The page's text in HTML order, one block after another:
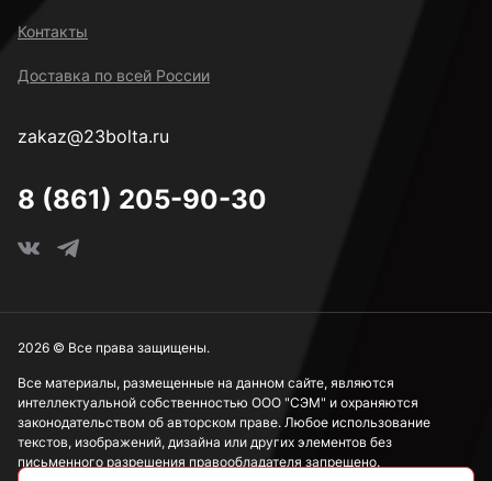
Под ключ 10 мм
Под ключ 15 мм
Контакты
Доставка по всей России
zakaz@23bolta.ru
8 (861) 205-90-30
Все материалы, размещенные на данном сайте, являются
интеллектуальной собственностью ООО "СЭМ" и охраняются
законодательством об авторском праве. Любое использование
текстов, изображений, дизайна или других элементов без
письменного разрешения правообладателя запрещено.
2026 © Все права защищены.